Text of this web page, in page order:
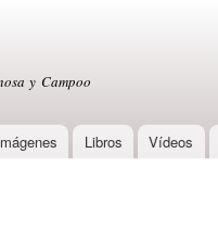
y Campoo
Libros Vídeos